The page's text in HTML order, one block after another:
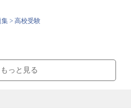
> 高校受験
購入
レンタル
もっと見る